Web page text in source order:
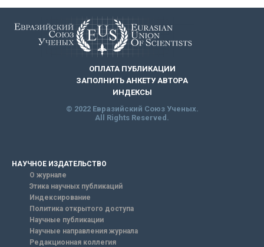
ОПЛАТА ПУБЛИКАЦИИ
ЗАПОЛНИТЬ АНКЕТУ АВТОРА
ИНДЕКСЫ
© 2022 Евразийский Союз Ученых.
All Rights Reserved.
НАУЧНОЕ ИЗДАТЕЛЬСТВО
О журнале
Этика научных публикаций
Индексирование
Политика открытого доступа
Научные публикации
Научные направления журнала
Редакционная коллегия